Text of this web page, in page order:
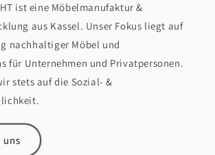
ist eine Möbelmanufaktur &
aus Kassel. Unser Fokus liegt auf
nachhaltiger Möbel und
für Unternehmen und Privatpersonen.
stets auf die Sozial- &
uns